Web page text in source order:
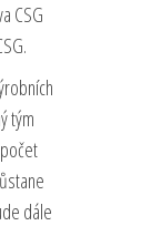
CSG
tým
dále